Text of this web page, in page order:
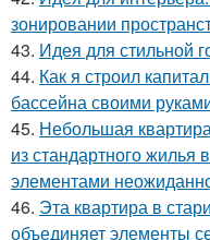
зонировании
43. Идея для стильной
44. Как я строил
бассейна своими
45. Небольшая
из стандартного жилья
элементами
46. Эта квартира в
объединяет элементы